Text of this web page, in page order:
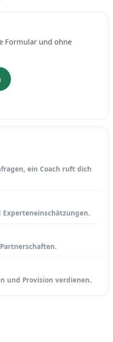
Formular und ohne
ein Coach ruft dich
und Provision verdienen.